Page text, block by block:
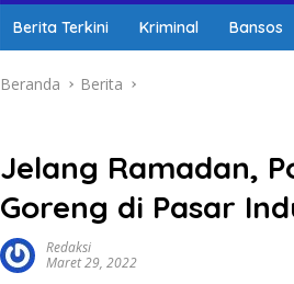
Berita Terkini Kriminal Bansos
Beranda Berita
Jelang Ramadan,
Goreng di Pasar
Redaksi
Maret 29, 2022